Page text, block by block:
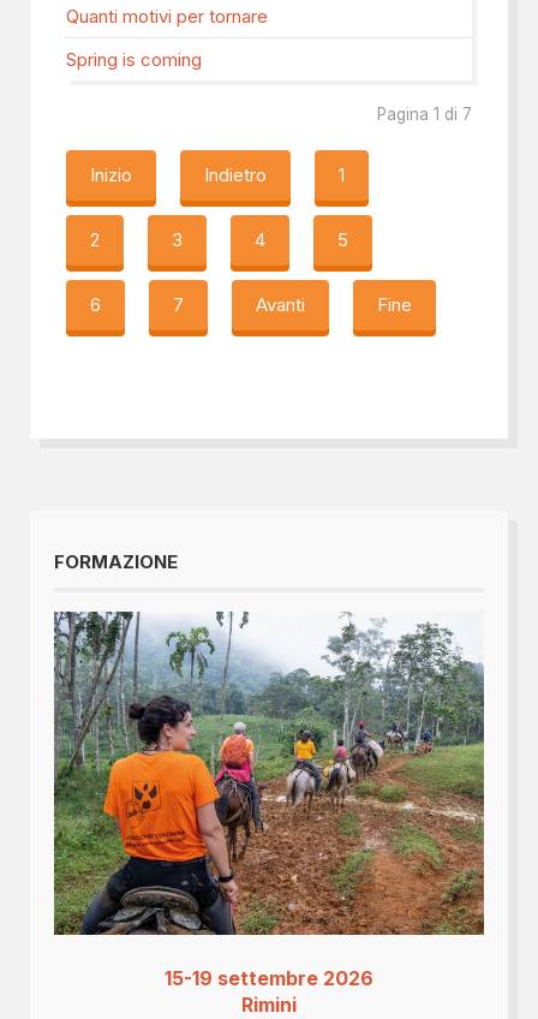
Quanti motivi per tornare
Spring is coming
Pagina 1 di 7
Inizio Indietro 1
2 3 4 5
6 7 Avanti Fine
FORMAZIONE
15-19 settembre 2026
Rimini